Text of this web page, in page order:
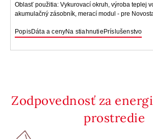
Oblasť použitia: Vykurovací okruh, výroba teplej
akumulačný zásobník, merací modul - pre
PopisDáta a cenyNa stiahnutie Príslušenstvo
Zodpovednosť za
prostredie